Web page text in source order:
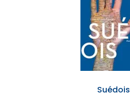
Suédois